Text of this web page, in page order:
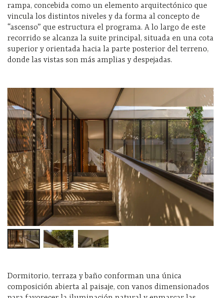
rampa, concebida como un elemento arquitectónico que
vincula los distintos niveles y da forma al concepto de
“ascenso” que estructura el programa. A lo largo de este
recorrido se alcanza la suite principal, situada en una cota
superior y orientada hacia la parte posterior del terreno,
donde las vistas son más amplias y despejadas.
Dormitorio, terraza y baño conforman una única
composición abierta al paisaje, con vanos dimensionados